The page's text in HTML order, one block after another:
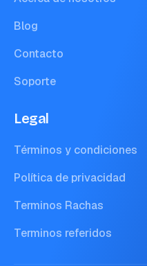
Blog
Contacto
Soporte
Legal
Términos y condiciones
Política de privacidad
Terminos Rachas
Terminos referidos